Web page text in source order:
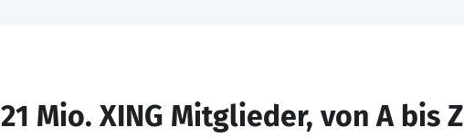
21 Mio. XING Mitglieder, von A bis Z